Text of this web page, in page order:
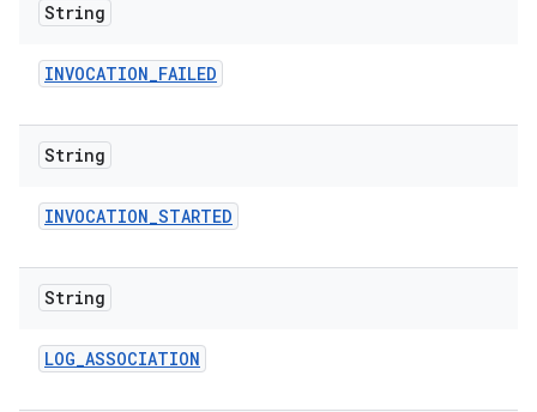
String
INVOCATION_FAILED
String
INVOCATION_STARTED
String
LOG_ASSOCIATION